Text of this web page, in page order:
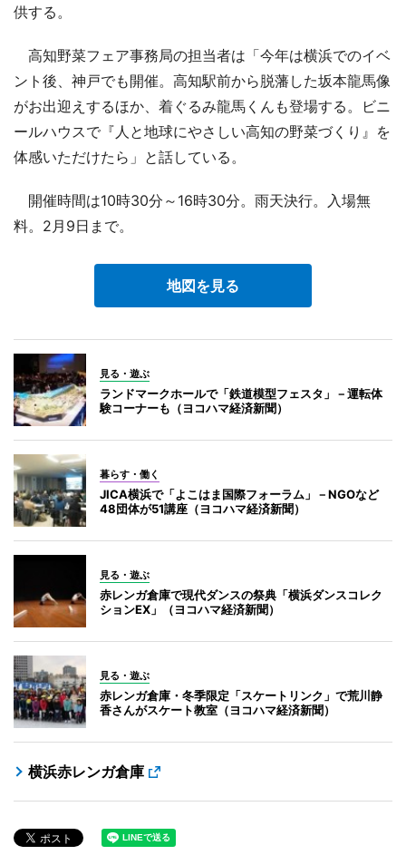
供する。
高知野菜フェア事務局の担当者は「今年は横浜でのイベ
ント後、神戸でも開催。高知駅前から脱藩した坂本龍馬像
がお出迎えするほか、着ぐるみ龍馬くんも登場する。ビニ
ールハウスで『人と地球にやさしい高知の野菜づくり』を
体感いただけたら」と話している。
開催時間は10時30分～16時30分。雨天決行。入場無
料。2月9日まで。
地図を見る
見る・遊ぶ
ランドマークホールで「鉄道模型フェスタ」－運転体
験コーナーも（ヨコハマ経済新聞）
暮らす・働く
JICA横浜で「よこはま国際フォーラム」－NGOなど
48団体が51講座（ヨコハマ経済新聞）
見る・遊ぶ
赤レンガ倉庫で現代ダンスの祭典「横浜ダンスコレク
ションEX」（ヨコハマ経済新聞）
見る・遊ぶ
赤レンガ倉庫・冬季限定「スケートリンク」で荒川静
香さんがスケート教室（ヨコハマ経済新聞）
横浜赤レンガ倉庫